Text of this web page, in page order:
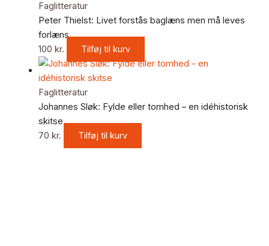
Faglitteratur
Peter Thielst: Livet forstås baglæns men må leves
forlæns
100 kr. Tilføj til kurv
Faglitteratur
Johannes Sløk: Fylde eller tomhed – en idéhistorisk
skitse
70 kr. Tilføj til kurv